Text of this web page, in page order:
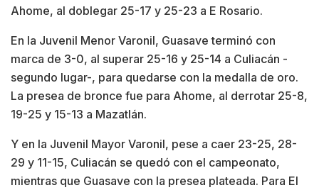
Ahome, al doblegar 25-17 y 25-23 a E Rosario.
En la Juvenil Menor Varonil, Guasave terminó con
marca de 3-0, al superar 25-16 y 25-14 a Culiacán -
segundo lugar-, para quedarse con la medalla de oro.
La presea de bronce fue para Ahome, al derrotar 25-8,
19-25 y 15-13 a Mazatlán.
Y en la Juvenil Mayor Varonil, pese a caer 23-25, 28-
29 y 11-15, Culiacán se quedó con el campeonato,
mientras que Guasave con la presea plateada. Para El